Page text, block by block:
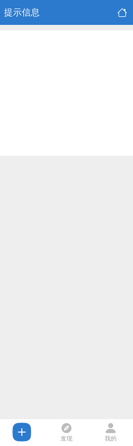
提示信息
发现 我的